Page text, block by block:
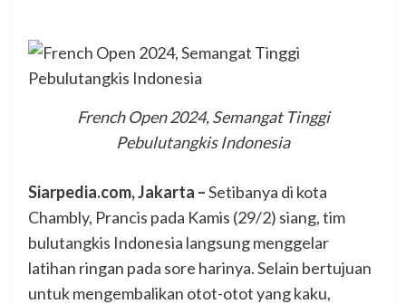
French Open 2024, Semangat Tinggi
Pebulutangkis Indonesia
Siarpedia.com,Jakarta –Setibanya di kota
Chambly, Prancis pada Kamis (29/2) siang, tim
bulutangkis Indonesia langsung menggelar
latihan ringan pada sore harinya. Selain bertujuan
untuk mengembalikan otot-otot yang kaku,